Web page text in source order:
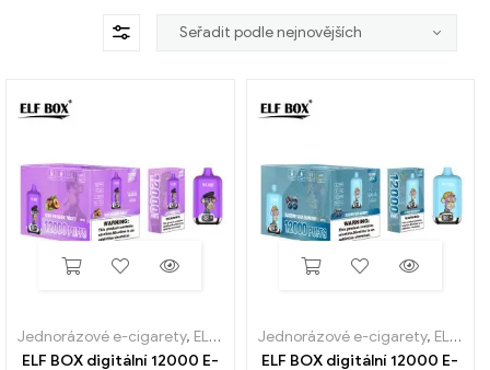
Jednorázové e-cigarety, ELF BOX digitální 12000
ELF BOX digitální 12000 E-
Jednorázové e-cigarety, ELF BOX digitální 12000
ELF BOX digitální 12000 E-